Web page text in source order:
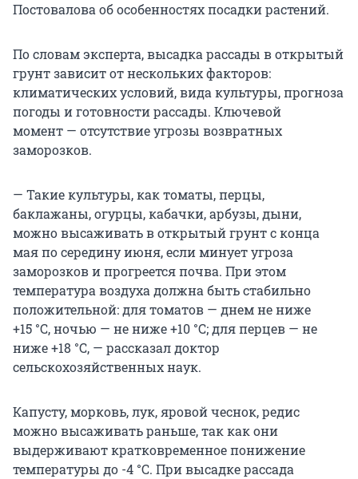
Постовалова об особенностях посадки растений.
По словам эксперта, высадка рассады в открытый
грунт зависит от нескольких факторов:
климатических условий, вида культуры, прогноза
погоды и готовности рассады. Ключевой
момент — отсутствие угрозы возвратных
заморозков.
— Такие культуры, как томаты, перцы,
баклажаны, огурцы, кабачки, арбузы, дыни,
можно высаживать в открытый грунт с конца
мая по середину июня, если минует угроза
заморозков и прогреется почва. При этом
температура воздуха должна быть стабильно
положительной: для томатов — днем не ниже
+15 °C, ночью — не ниже+10 °C; для перцев — не
ниже+18 °C, — рассказал доктор
сельскохозяйственных наук.
Капусту, морковь, лук, яровой чеснок, редис
можно высаживать раньше, так как они
выдерживают кратковременное понижение
температуры до -4 °C. При высадке рассада